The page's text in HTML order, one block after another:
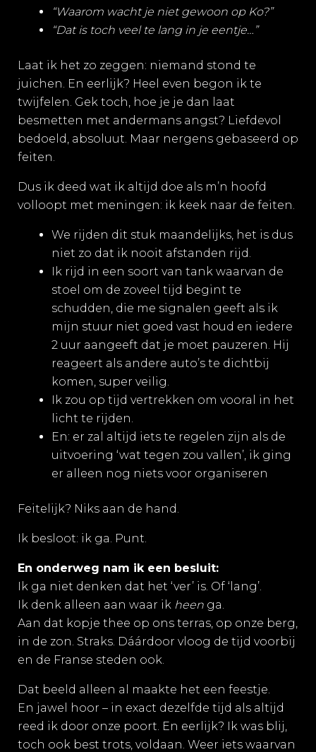
“Waarom wacht je niet gewoon op Ko?”
“Dat is toch veel te lang in je eentje…”
Laat ik het zo zeggen: niemand stond te
juichen. En eerlijk? Heel even begon ik te
twijfelen. Gek toch, hoe je je dan laat
besmetten met andermans angst? Liefdevol
bedoeld, absoluut. Maar nergens gebaseerd op
feiten.
Dus ik deed wat ik altijd doe als m’n hoofd
volloopt met meningen: ik keek naar de feiten.
We rijden dit stuk maandelijks, het is dus
niet zo dat ik nooit afstanden rijd.
Ik rijd in een soort van tank waarvan de
stoel om de zoveel tijd begint te
schudden, die me signalen geeft als ik
mijn stuur niet goed vast houd en iedere
2 uur aangeeft dat je moet pauzeren. Hij
reageert als andere auto’s te dichtbij
komen, super veilig.
Ik zou op tijd vertrekken om vooral in het
licht te rijden.
En: er zal altijd iets te regelen zijn als de
uitvoering ‘wat tegen zou vallen’, ik ging
er alleen nog niets voor organiseren
Feitelijk? Niks aan de hand.
Ik besloot: ik ga. Punt.
En onderweg nam ik een besluit:
Ik ga niet denken dat het ‘ver’ is. Of ‘lang’.
Ik denk alleen aan waar ik heen ga.
Aan dat kopje thee op ons terras, op onze berg,
in de zon. Straks. Dáárdoor vloog de tijd voorbij
en de Franse steden ook.
Dat beeld alleen al maakte het een feestje.
En jawel hoor – in exact dezelfde tijd als altijd
reed ik door onze poort. En eerlijk? Ik was blij,
toch ook best trots, voldaan. Weer iets waarvan